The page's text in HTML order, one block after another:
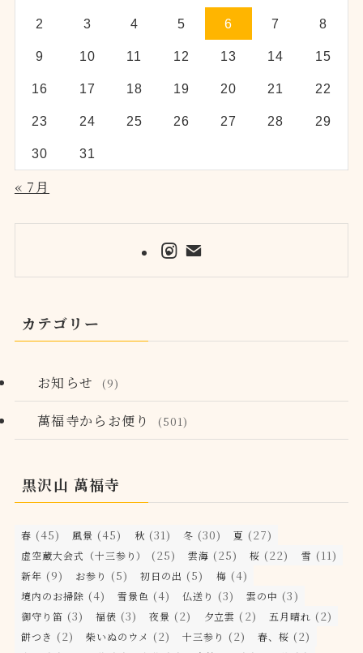
2 3 4 5 6 7 8
9 10 11 12 13 14 15
16 17 18 19 20 21 22
23 24 25 26 27 28 29
30 31
« 7月
カテゴリー
お知らせ (9)
萬福寺からお便り (501)
黒沢山 萬福寺
春 (45) 風景 (45) 秋 (31) 冬 (30) 夏 (27)
虚空蔵大会式（十三参り） (25) 雲海 (25) 桜 (22) 雪 (11)
新年 (9) お参り (5) 初日の出 (5) 梅 (4)
境内のお掃除 (4) 雪景色 (4) 仏送り (3) 雲の中 (3)
御守り笛 (3) 福俵 (3) 夜景 (2) 夕立雲 (2) 五月晴れ (2)
餅つき (2) 柴いぬのウメ (2) 十三参り (2) 春、桜 (2)